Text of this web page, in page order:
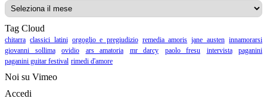
Tag Cloud
chitarra classici latini orgoglio e pregiudizio remedia amoris jane austen innamorarsi
giovanni sollima
ovidio ars amatoria mr darcy paolo fresu intervista
paganini
paganini guitar festival rimedi d'amore
Noi su Vimeo
Accedi